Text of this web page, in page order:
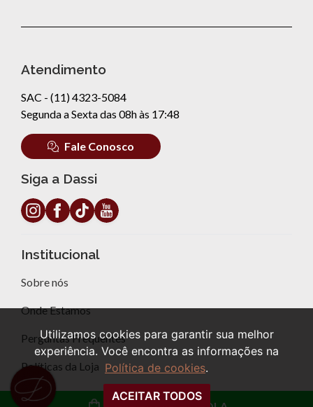
SHORTS LLAMA
8x de R$ 10,00 sem
juros
COMPRAR
juros
CONJUNTO BLUSA
COM CAPUZ E CALÇA
PANTALONA ESTER
R$ 199,99
ou10x de R$ 20,00 sem
juros
LONGA FLORAL
STEFANY
R$ 139,99
ou10x de R$ 14,00 sem
juros
Utilizamos cookies para garantir sua melhor
experiência. Você encontra as informações na
Política de cookies.
ACEITAR TODOS